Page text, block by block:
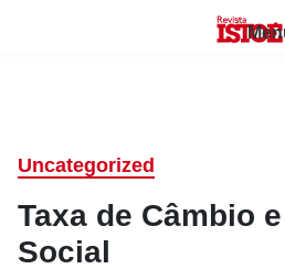
Uncategorized
Taxa de Câmbio
Social